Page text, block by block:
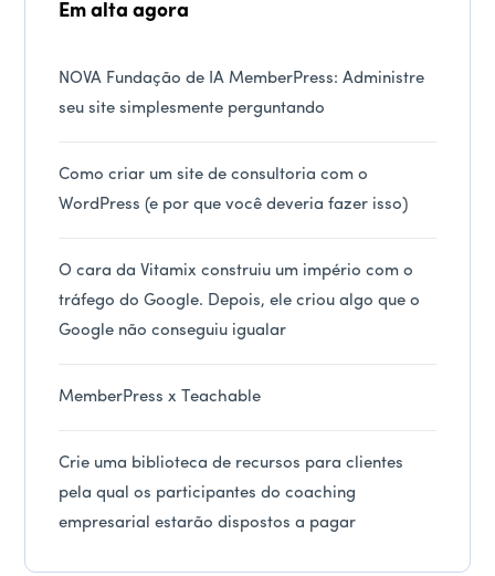
Em alta agora
NOVA Fundação de IA MemberPress: Administre
seu site simplesmente perguntando
Como criar um site de consultoria com o
WordPress (e por que você deveria fazer isso)
O cara da Vitamix construiu um império com o
tráfego do Google. Depois, ele criou algo que o
Google não conseguiu igualar
MemberPress x Teachable
Crie uma biblioteca de recursos para clientes
pela qual os participantes do coaching
empresarial estarão dispostos a pagar